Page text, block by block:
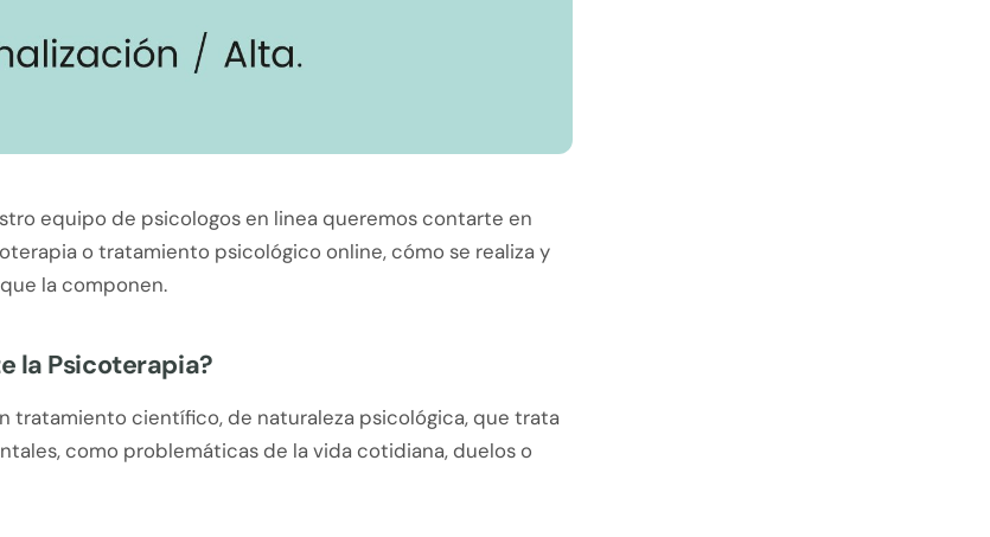
equipo de psicologos en linea queremos contarte en
o tratamiento psicológico online, cómo se realiza y
la componen.
la Psicoterapia?
tratamiento científico, de naturaleza psicológica, que trata
como problemáticas de la vida cotidiana, duelos o